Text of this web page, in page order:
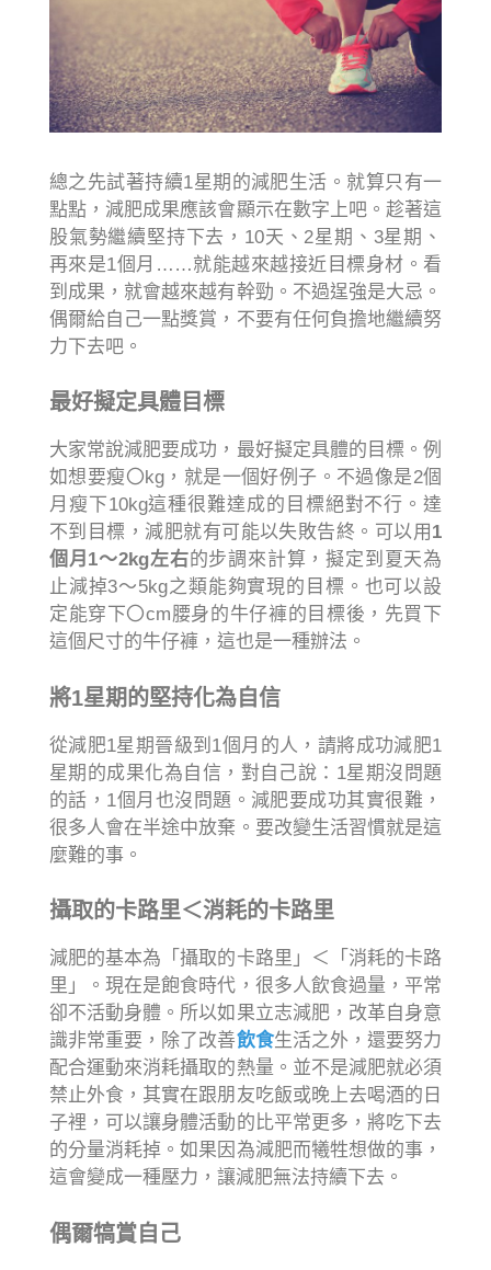
總之先試著持續1星期的減肥生活。就算只有一
點點，減肥成果應該會顯示在數字上吧。趁著這
股氣勢繼續堅持下去，10天、2星期、3星期、
再來是1個月……就能越來越接近目標身材。看
到成果，就會越來越有幹勁。不過逞強是大忌。
偶爾給自己一點獎賞，不要有任何負擔地繼續努
力下去吧。
最好擬定具體目標
大家常說減肥要成功，最好擬定具體的目標。例
如想要瘦〇kg，就是一個好例子。不過像是2個
月瘦下10kg這種很難達成的目標絕對不行。達
不到目標，減肥就有可能以失敗告終。可以用 1
個月1～2kg左右的步調來計算，擬定到夏天為
止減掉3～5kg之類能夠實現的目標。也可以設
定能穿下〇cm腰身的牛仔褲的目標後，先買下
這個尺寸的牛仔褲，這也是一種辦法。
將1星期的堅持化為自信
從減肥1星期晉級到1個月的人，請將成功減肥1
星期的成果化為自信，對自己說：1星期沒問題
的話，1個月也沒問題。減肥要成功其實很難，
很多人會在半途中放棄。要改變生活習慣就是這
麼難的事。
攝取的卡路里＜消耗的卡路里
減肥的基本為「攝取的卡路里」＜「消耗的卡路
里」。現在是飽食時代，很多人飲食過量，平常
卻不活動身體。所以如果立志減肥，改革自身意
識非常重要，除了改善飲食生活之外，還要努力
配合運動來消耗攝取的熱量。並不是減肥就必須
禁止外食，其實在跟朋友吃飯或晚上去喝酒的日
子裡，可以讓身體活動的比平常更多，將吃下去
的分量消耗掉。如果因為減肥而犧牲想做的事，
這會變成一種壓力，讓減肥無法持續下去。
偶爾犒賞自己